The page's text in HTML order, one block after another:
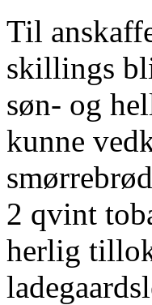
Til
skillings
søn- og
kunne
2 qvint
herlig